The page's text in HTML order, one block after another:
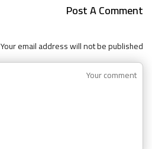
Post A Comment
Your email address will not be published *